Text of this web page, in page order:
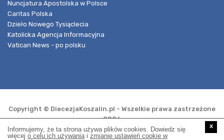
Nuncjatura Apostolska w Polsce
Caritas Polska
Dzieło Nowego Tysiąclecia
Katolicka Agencja Informacyjna
Vatican News - po polsku
Copyright © DiecezjaKoszalin.pl - Wszelkie prawa zastrzeżone
2026
Informujemy, że ta strona używa plików cookies. Dowiedz się
więcej o celu ich używaniai zmianie ustawień cookie w
x